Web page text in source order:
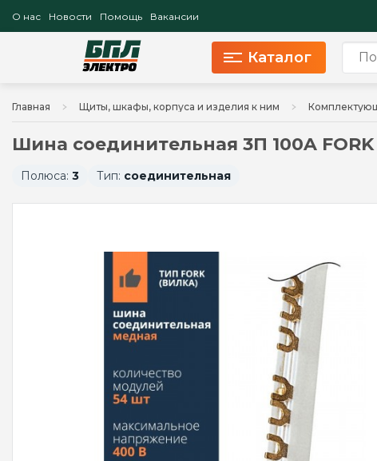
О нас Новости Помощь Вакансии
Каталог
Главная Щиты, шкафы, корпуса и изделия к ним
Шина соединительная 3П 100A FORK
Полюса: 3 Тип: соединительная